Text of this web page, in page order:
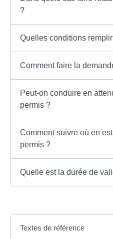
?
Quelles conditions
Comment faire la
Peut-on conduire en
permis ?
Comment suivre où en
permis ?
Quelle est la durée de
Textes de référence